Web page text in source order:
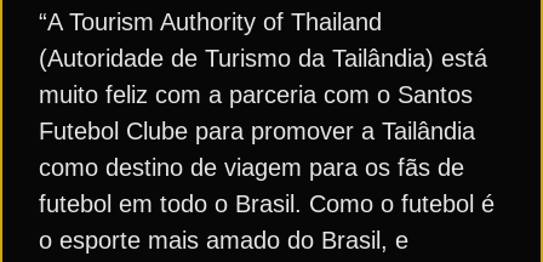
“A Tourism Authority of Thailand
(Autoridade de Turismo da Tailândia) está
muito feliz com a parceria com o Santos
Futebol Clube para promover a Tailândia
como destino de viagem para os fãs de
futebol em todo o Brasil. Como o futebol é
o esporte mais amado do Brasil, e